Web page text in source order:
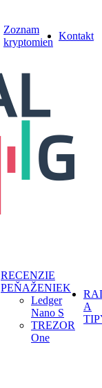
Zoznam
kryptomien
Kontakt
RECENZIE
PEŇAŽENIEK
Ledger
Nano S
TREZOR
One
A